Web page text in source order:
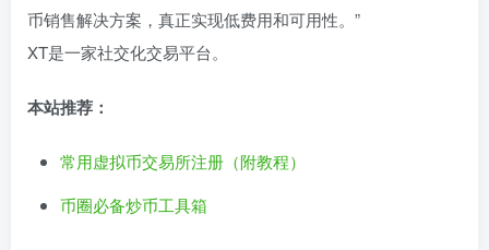
币销售解决方案，真正实现低费用和可用性。”
XT是一家社交化交易平台。
本站推荐：
常用虚拟币交易所注册（附教程）
币圈必备炒币工具箱